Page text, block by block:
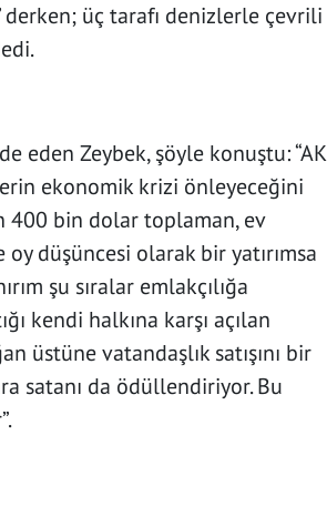
derken; üç tarafı denizlerle çevrili
eden Zeybek, şöyle konuştu: “AK
ekonomik krizi önleyeceğini
400 bin dolar toplaman, ev
düşüncesi olarak bir yatırımsa
şu sıralar emlakçılığa
kendi halkına karşı açılan
üstüne vatandaşlık satışını bir
satanı da ödüllendiriyor. Bu